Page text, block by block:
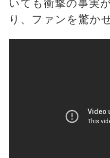
いても衝撃の事実
り、ファンを驚か